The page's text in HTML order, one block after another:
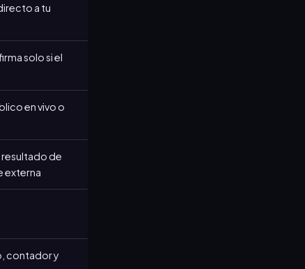
a tu
solo si el
en vivo o
de
externa
contador y